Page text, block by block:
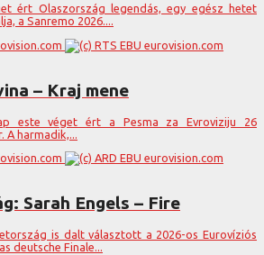
ért Olaszország legendás, egy egész hetet
a Sanremo 2026....
– Kraj mene
este véget ért a Pesma za Evroviziju 26
harmadik,...
Sarah Engels – Fire
is dalt választott a 2026-os Eurovíziós
deutsche Finale...